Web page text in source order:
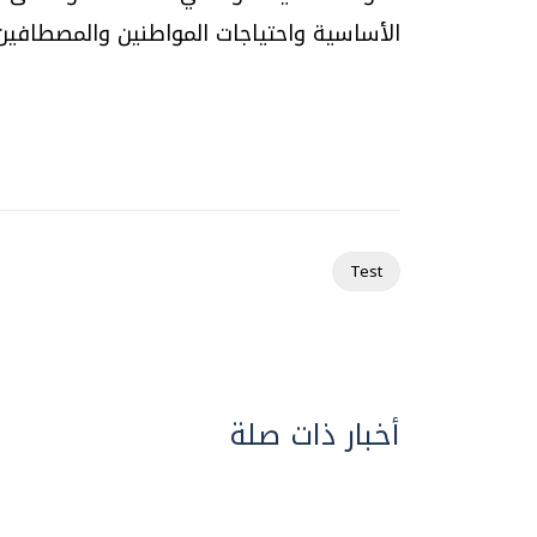
الأساسية واحتياجات المواطنين
Test
أخبار ذات صلة